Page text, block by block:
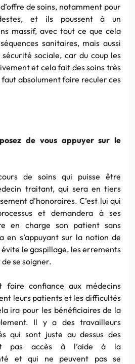
de soins, notamment pour
et ils poussent à un
massif, avec tout ce que cela
sanitaires, mais aussi
sociale, car du coup les
et cela fait des soins très
absolument faire reculer ces
de vous appuyer sur le
de soins qui puisse être
traitant, qui sera en tiers
d’honoraires. C’est lui qui
et demandera à ses
en charge son patient sans
en s’appuyant sur la notion de
évite le gaspillage, les errements
se soigner.
faire confiance aux médecins
leurs patients et les difficultés
ira pour les bénéficiaires de la
Il y a des travailleurs
qui sont juste au dessus des
pas accès à l’aide à la
et qui ne peuvent pas se